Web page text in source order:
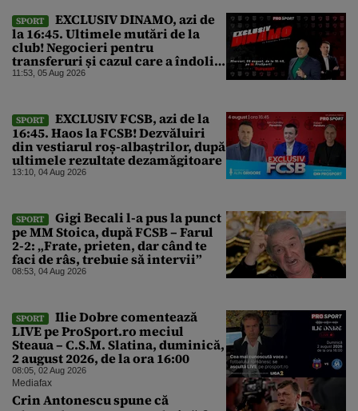
SPORT
EXCLUSIV DINAMO, azi de
la 16:45. Ultimele mutări de la
club! Negocieri pentru
transferuri și cazul care a îndoliat
Dinamo
11:53, 05 Aug 2026
SPORT
EXCLUSIV FCSB, azi de la
16:45. Haos la FCSB! Dezvăluiri
din vestiarul roș-albaștrilor, după
ultimele rezultate dezamăgitoare
13:10, 04 Aug 2026
SPORT
Gigi Becali l-a pus la punct
pe MM Stoica, după FCSB – Farul
2-2: „Frate, prieten, dar când te
faci de râs, trebuie să intervii”
08:53, 04 Aug 2026
SPORT
Ilie Dobre comentează
LIVE pe ProSport.ro meciul
Steaua – C.S.M. Slatina, duminică,
2 august 2026, de la ora 16:00
08:05, 02 Aug 2026
Mediafax
Crin Antonescu spune că